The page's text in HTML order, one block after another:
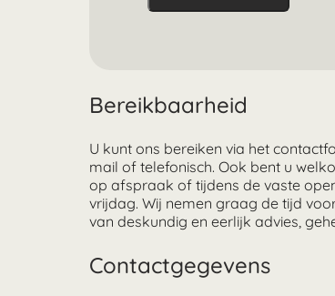
Bereikbaarheid
U kunt ons bereiken via het
mail of telefonisch. Ook bent u
op afspraak of tijdens de vaste
vrijdag. Wij nemen graag de tijd
van deskundig en eerlijk advies,
Contactgegevens